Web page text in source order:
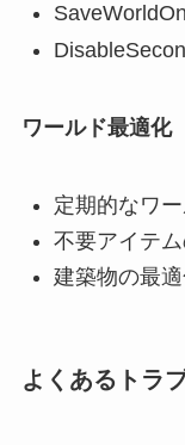
ワールド最適化
定期的なワ
不要アイテ
建築物の最
よくあるトラ